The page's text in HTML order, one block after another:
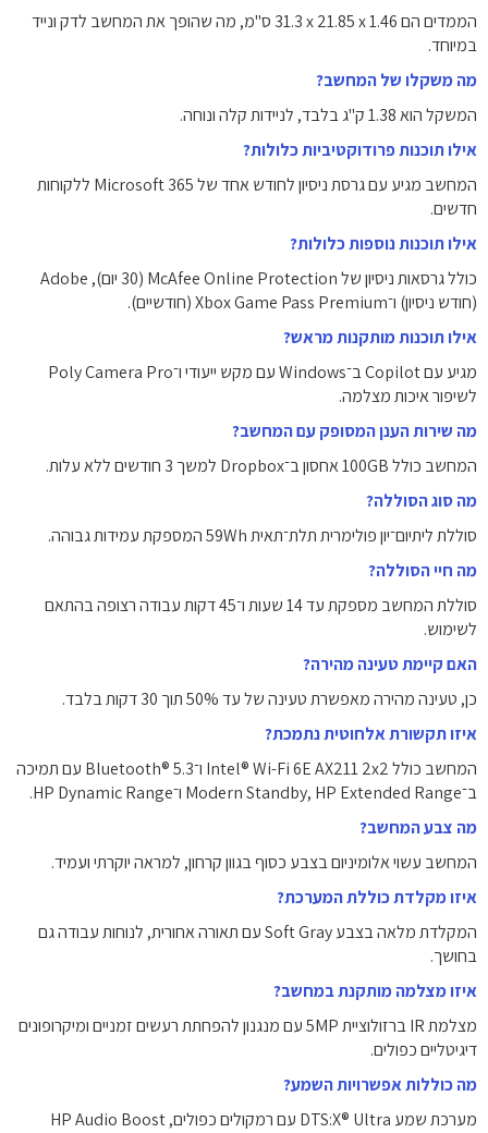
הממדים הם ‎31.3 x 21.85 x 1.46 ס"מ‎, מה שהופך את המחשב לדק ונייד
במיוחד.
מה משקלו של המחשב?
המשקל הוא ‎1.38 ק"ג‎ בלבד, לניידות קלה ונוחה.
אילו תוכנות פרודוקטיביות כלולות?
המחשב מגיע עם גרסת ניסיון לחודש אחד של Microsoft 365 ללקוחות
חדשים.
אילו תוכנות נוספות כלולות?
כולל גרסאות ניסיון של McAfee Online Protection (30 יום), Adobe
(חודש ניסיון) ו־Xbox Game Pass Premium (חודשיים).
אילו תוכנות מותקנות מראש?
מגיע עם Copilot ב־Windows עם מקש ייעודי ו־Poly Camera Pro
לשיפור איכות מצלמה.
מה שירות הענן המסופק עם המחשב?
המחשב כולל ‎100GB‎ אחסון ב־Dropbox למשך ‎3 חודשים‎ ללא עלות.
מה סוג הסוללה?
סוללת ליתיום־יון פולימרית תלת־תאית ‎59Wh‎ המספקת עמידות גבוהה.
מה חיי הסוללה?
סוללת המחשב מספקת עד ‎14 שעות ו־45 דקות‎ עבודה רצופה בהתאם
לשימוש.
האם קיימת טעינה מהירה?
כן, טעינה מהירה מאפשרת טעינה של עד ‎50%‎ תוך ‎30‎ דקות בלבד.
איזו תקשורת אלחוטית נתמכת?
המחשב כולל Intel® Wi-Fi 6E AX211 2x2 ו־Bluetooth® 5.3 עם תמיכה
ב־Modern Standby, HP Extended Range ו־HP Dynamic Range.
מה צבע המחשב?
המחשב עשוי אלומיניום בצבע כסוף בגוון קרחון, למראה יוקרתי ועמיד.
איזו מקלדת כוללת המערכת?
המקלדת מלאה בצבע Soft Gray עם תאורה אחורית, לנוחות עבודה גם
בחושך.
איזו מצלמה מותקנת במחשב?
מצלמת IR ברזולוציית 5MP עם מנגנון להפחתת רעשים זמניים ומיקרופונים
דיגיטליים כפולים.
מה כוללות אפשרויות השמע?
מערכת שמע DTS:X® Ultra עם רמקולים כפולים, HP Audio Boost